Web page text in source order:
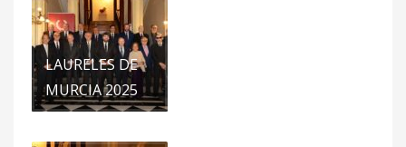
LAURELES DE
MURCIA 2025